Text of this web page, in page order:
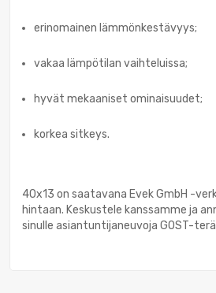
erinomainen lämmönkestävyys;
vakaa lämpötilan vaihteluissa;
hyvät mekaaniset ominaisuudet;
korkea sitkeys.
40x13 on saatavana Evek GmbH -
hintaan. Keskustele kanssamme ja
sinulle asiantuntijaneuvoja GOST-